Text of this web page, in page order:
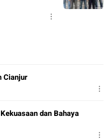
Cianjur
dan Bahaya